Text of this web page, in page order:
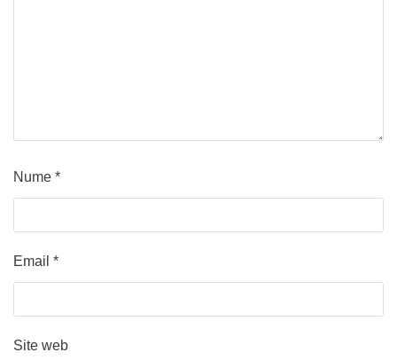
Nume *
Email *
Site web